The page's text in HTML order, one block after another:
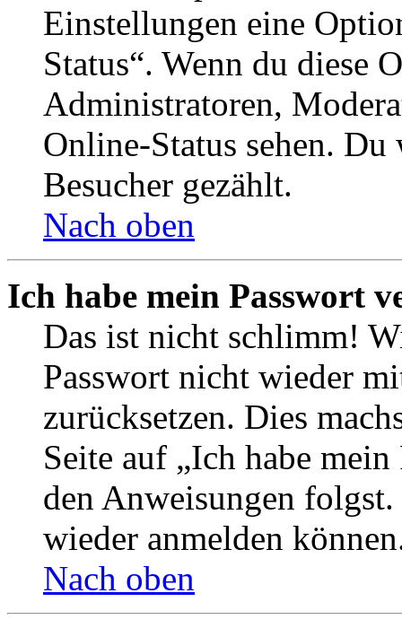
Einstellungen eine
Status“. Wenn du diese
Administratoren,
Online-Status sehen.
Besucher gezählt.
Nach oben
Ich habe mein Passwort
Das ist nicht schlimm!
Passwort nicht wieder
zurücksetzen. Dies
Seite auf „Ich habe
den Anweisungen
wieder anmelden
Nach oben